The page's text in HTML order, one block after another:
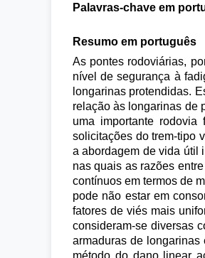
Palavras-chave em
Resumo em português
As pontes rodoviárias,
nível de segurança à
longarinas protendidas.
relação às longarinas de
uma importante
solicitações do trem-tipo
a abordagem de vida útil
nas quais as razões
contínuos em termos de
pode não estar em
fatores de viés mais
consideram-se diversas
armaduras de longarinas
método do dano linear